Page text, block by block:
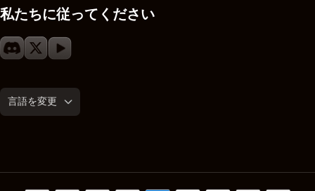
私たちに従ってください
言語を変更